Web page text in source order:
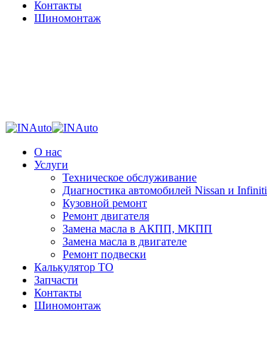
Контакты
Шиномонтаж
О нас
Услуги
Техническое обслуживание
Диагностика автомобилей Nissan и Infiniti
Кузовной ремонт
Ремонт двигателя
Замена масла в АКПП, МКПП
Замена масла в двигателе
Ремонт подвески
Калькулятор ТО
Запчасти
Контакты
Шиномонтаж